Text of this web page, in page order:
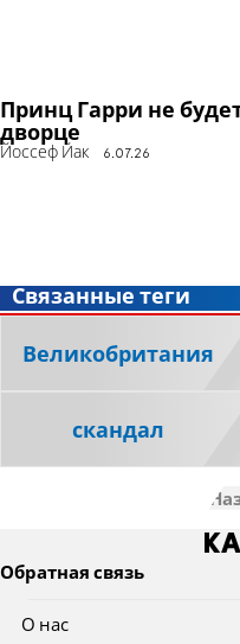
Принц Гарри не
дворце
Йоссеф Йак 6.07.26
Связанные теги
Великобритания
скандал
Обратная связь
О нас